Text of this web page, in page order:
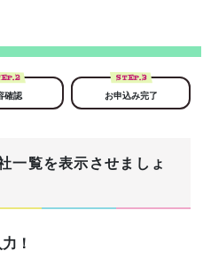
2
確認
STEP.3
お申込み完了
一覧を表示させましょ
！